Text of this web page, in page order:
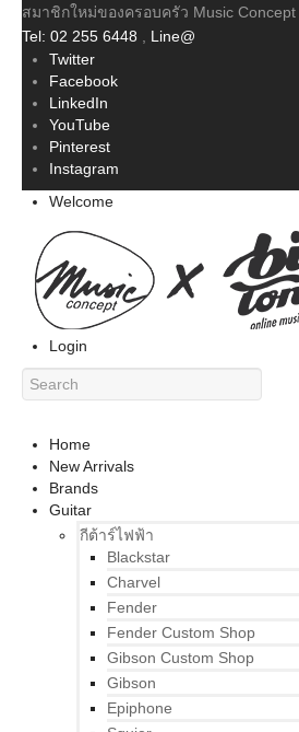
สมาชิกใหม่ของครอบครัว Music Concept
Tel: 02 255 6448
Line@
Twitter
Facebook
LinkedIn
YouTube
Pinterest
Instagram
Welcome
Login
Home
New Arrivals
Brands
Guitar
กีต้าร์ไฟฟ้า
Blackstar
Charvel
Fender
Fender Custom Shop
Gibson Custom Shop
Gibson
Epiphone